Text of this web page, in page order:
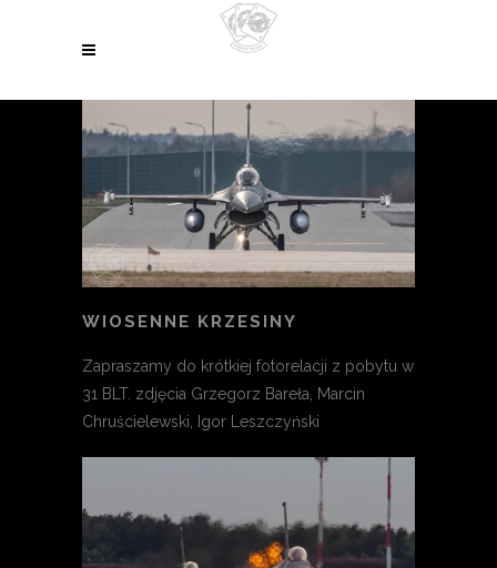
WIOSENNE KRZESINY
Zapraszamy do krótkiej fotorelacji z pobytu w
31 BLT. zdjęcia Grzegorz Bareła, Marcin
Chruścielewski, Igor Leszczyński